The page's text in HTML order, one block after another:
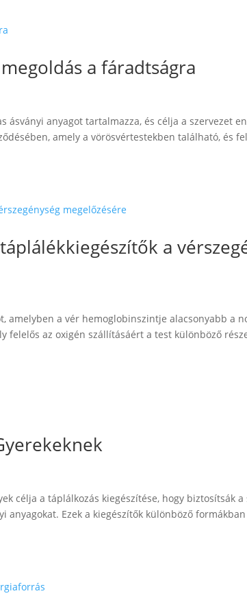
a fáradtságra
ásványi anyagot tartalmazza, és célja a szervezet
amely a vörösvértestekben található, és
a
amelyben a vér hemoglobinszintje alacsonyabb a
az oxigén szállításáért a test különböző
célja a táplálkozás kiegészítése, hogy biztosítsák a
anyagokat. Ezek a kiegészítők különböző